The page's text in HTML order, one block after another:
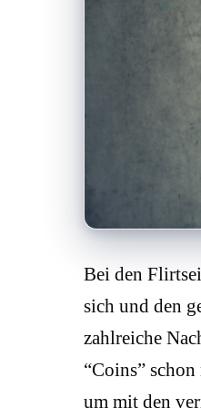
Bei den
sich und den
zahlreiche
“Coins”
um mit den